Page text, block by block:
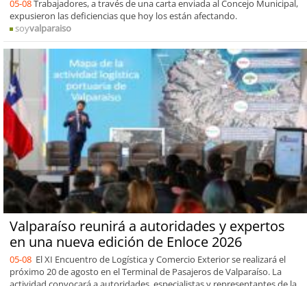
05-08Trabajadores, a través de una carta enviada al Concejo Municipal,
expusieron las deficiencias que hoy los están afectando.
soyvalparaiso
Valparaíso reunirá a autoridades y expertos
en una nueva edición de Enloce 2026
05-08 El XI Encuentro de Logística y Comercio Exterior se realizará el
próximo 20 de agosto en el Terminal de Pasajeros de Valparaíso. La